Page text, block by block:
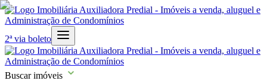
2ª via boleto
Buscar imóveis